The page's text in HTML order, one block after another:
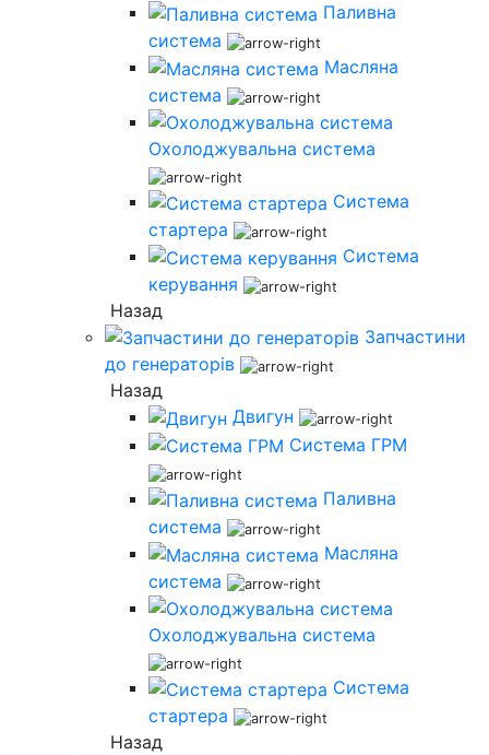
Паливна
система
Масляна
система
Охолоджувальна система
Система
стартера
Система
керування
Назад
Запчастини
до генераторів
Назад
Двигун
Система ГРМ
Паливна
система
Масляна
система
Охолоджувальна система
Система
стартера
Назад